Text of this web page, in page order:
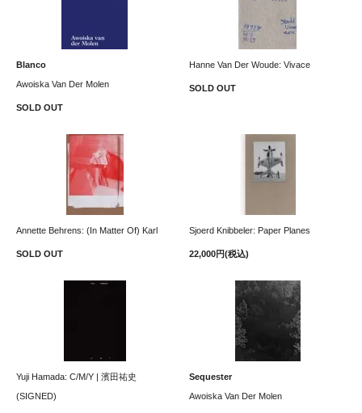
Blanco
Awoiska Van Der Molen
SOLD OUT
Hanne Van Der Woude: Vivace
SOLD OUT
Annette Behrens: (In Matter Of) Karl
SOLD OUT
Sjoerd Knibbeler: Paper Planes
22,000円(税込)
Yuji Hamada: C/M/Y | 濱田祐史
(SIGNED)
Sequester
Awoiska Van Der Molen